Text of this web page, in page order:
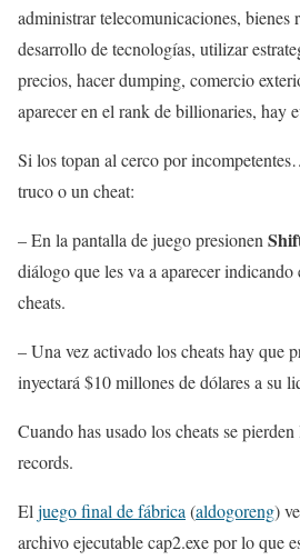
administrar telecomunicaciones, bienes
desarrollo de tecnologías, utilizar
precios, hacer dumping, comercio
aparecer en el rank de billionaries, hay
Si los topan al cerco por
truco o un cheat:
– En la pantalla de juego presionen
diálogo que les va a aparecer indicando
cheats.
– Una vez activado los cheats hay que
inyectará $10 millones de dólares a su
Cuando has usado los cheats se
records.
El juego final de fábrica (aldogoreng)
archivo ejecutable cap2.exe por lo que